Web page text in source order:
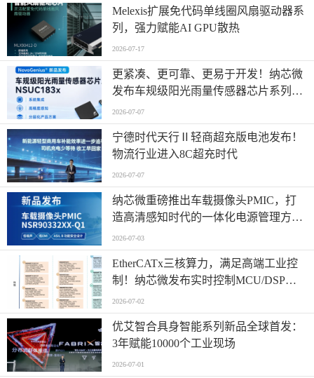
Melexis扩展免代码单线圈风扇驱动器系
列，强力赋能AI GPU散热
2026-07-17
更紧凑、更可靠、更易于开发！纳芯微
发布车规级阳光雨量传感器芯片系列
NSUC183x
2026-07-07
宁德时代天行Ⅱ轻商超充版电池发布！
物流行业进入8C超充时代
2026-07-07
纳芯微重磅推出车载摄像头PMIC，打
造高清感知时代的一体化电源管理方
案！
2026-07-03
EtherCATx三核算力，满足高端工业控
制！纳芯微发布实时控制MCU/DSP
NS800RTA7系列
2026-07-02
优艾智合具身智能系列新品全球首发：
3年赋能10000个工业现场
2026-07-01